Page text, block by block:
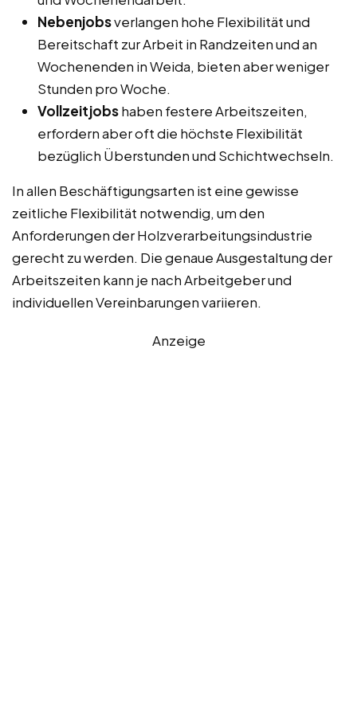
Nebenjobsverlangen hohe Flexibilität und
Bereitschaft zur Arbeit in Randzeiten und an
Wochenenden in Weida, bieten aber weniger
Stunden pro Woche.
Vollzeitjobshaben festere Arbeitszeiten,
erfordern aber oft die höchste Flexibilität
bezüglich Überstunden und Schichtwechseln.
In allen Beschäftigungsarten ist eine gewisse
zeitliche Flexibilität notwendig, um den
Anforderungen der Holzverarbeitungsindustrie
gerecht zu werden. Die genaue Ausgestaltung der
Arbeitszeiten kann je nach Arbeitgeber und
individuellen Vereinbarungen variieren.
Anzeige